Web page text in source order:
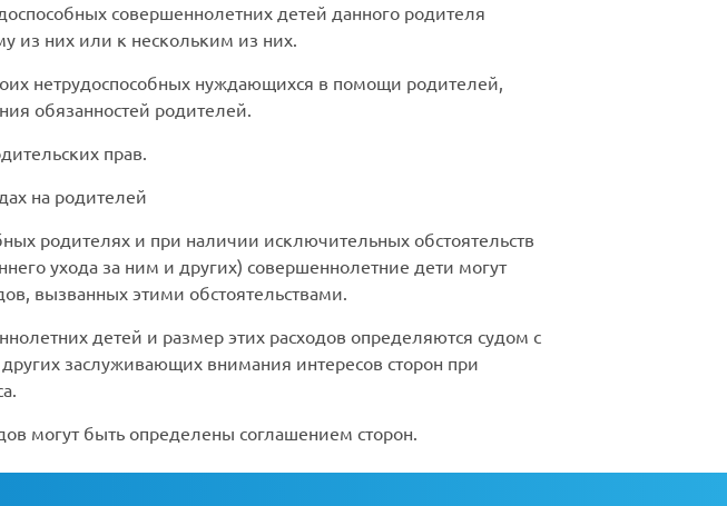
совершеннолетних детей данного родителя
из них или к нескольким из них.
нетрудоспособных нуждающихся в помощи родителей,
обязанностей родителей.
прав.
на родителей
родителях и при наличии исключительных обстоятельств
ухода за ним и других) совершеннолетние дети могут
вызванных этими обстоятельствами.
детей и размер этих расходов определяются судом с
заслуживающих внимания интересов сторон при
могут быть определены соглашением сторон.